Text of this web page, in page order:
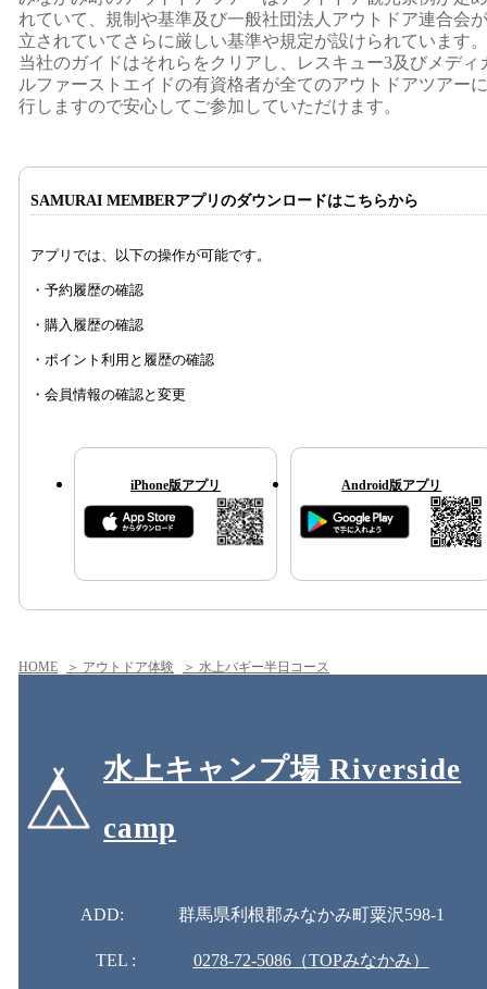
れていて、規制や基準及び一般社団法人アウトドア連合会
立されていてさらに厳しい基準や規定が設けられています。
当社のガイドはそれらをクリアし、レスキュー3及びメディ
ルファーストエイドの有資格者が全てのアウトドアツアー
行しますので安心してご参加していただけます。
SAMURAI MEMBERアプリのダウンロードはこちらから
アプリでは、以下の操作が可能です。
・予約履歴の確認
・購入履歴の確認
・ポイント利用と履歴の確認
・会員情報の確認と変更
iPhone版アプリ Android版アプリ
HOME ＞ アウトドア体験 ＞ 水上バギー半日コース
水上キャンプ場 Riverside
camp
ADD: 群馬県利根郡みなかみ町粟沢598-1
TEL : 0278-72-5086（TOPみなかみ）